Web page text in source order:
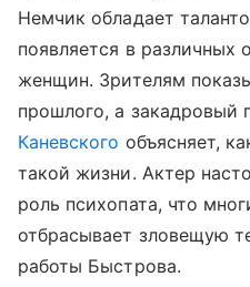
Немчик обладает
появляется в различных
женщин. Зрителям
прошлого, а закадровый
Каневского объясняет,
такой жизни. Актер
роль психопата, что
отбрасывает зловещую
работы Быстрова.